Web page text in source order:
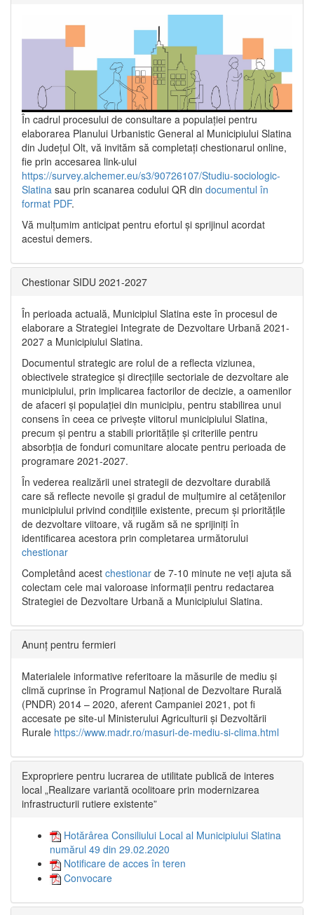
În cadrul procesului de consultare a populaţiei pentru
elaborarea Planului Urbanistic General al Municipiului Slatina
din Județul Olt, vă invităm să completați chestionarul online,
fie prin accesarea link-ului
https://survey.alchemer.eu/s3/90726107/Studiu-sociologic-
Slatina sau prin scanarea codului QR din documentul în
format PDF.
Vă mulţumim anticipat pentru efortul şi sprijinul acordat
acestui demers.
Chestionar SIDU 2021-2027
În perioada actuală, Municipiul Slatina este în procesul de
elaborare a Strategiei Integrate de Dezvoltare Urbană 2021‐
2027 a Municipiului Slatina.
Documentul strategic are rolul de a reflecta viziunea,
obiectivele strategice și direcțiile sectoriale de dezvoltare ale
municipiului, prin implicarea factorilor de decizie, a oamenilor
de afaceri și populației din municipiu, pentru stabilirea unui
consens în ceea ce privește viitorul municipiului Slatina,
precum și pentru a stabili prioritățile și criteriile pentru
absorbția de fonduri comunitare alocate pentru perioada de
programare 2021-2027.
În vederea realizării unei strategii de dezvoltare durabilă
care să reflecte nevoile și gradul de mulțumire al cetățenilor
municipiului privind condițiile existente, precum și prioritățile
de dezvoltare viitoare, vă rugăm să ne sprijiniți în
identificarea acestora prin completarea următorului
chestionar
Completând acest chestionar de 7-10 minute ne veți ajuta să
colectam cele mai valoroase informații pentru redactarea
Strategiei de Dezvoltare Urbană a Municipiului Slatina.
Anunț pentru fermieri
Materialele informative referitoare la măsurile de mediu și
climă cuprinse în Programul Național de Dezvoltare Rurală
(PNDR) 2014 – 2020, aferent Campaniei 2021, pot fi
accesate pe site-ul Ministerului Agriculturii și Dezvoltării
Rurale https://www.madr.ro/masuri-de-mediu-si-clima.html
Expropriere pentru lucrarea de utilitate publică de interes
local „Realizare variantă ocolitoare prin modernizarea
infrastructurii rutiere existente”
Hotărârea Consiliului Local al Municipiului Slatina
numărul 49 din 29.02.2020
Notificare de acces în teren
Convocare